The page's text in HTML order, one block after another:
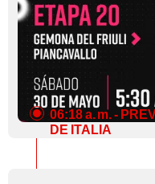
06:18 a. m. -
DE ITALIA